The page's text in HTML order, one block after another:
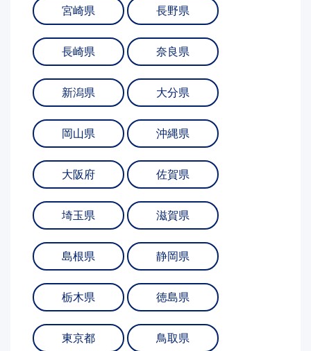
宮崎県 長野県
長崎県 奈良県
新潟県 大分県
岡山県 沖縄県
大阪府 佐賀県
埼玉県 滋賀県
島根県 静岡県
栃木県 徳島県
東京都 鳥取県